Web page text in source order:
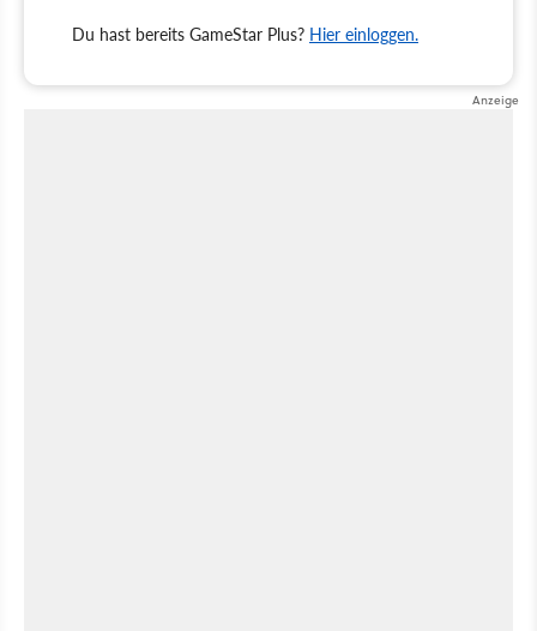
Du hast bereits GameStar Plus? Hier einloggen.